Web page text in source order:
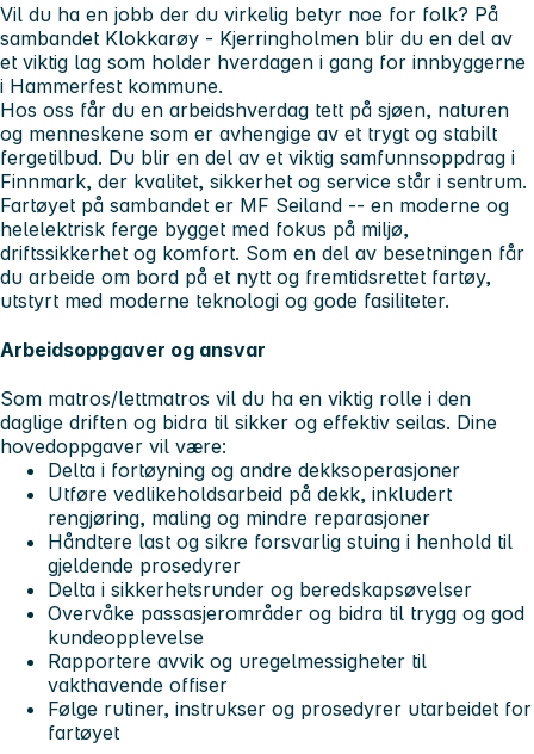
Vil du ha en jobb der du virkelig betyr noe for folk? På
sambandet Klokkarøy - Kjerringholmen blir du en del av
et viktig lag som holder hverdagen i gang for innbyggerne
i Hammerfest kommune.
Hos oss får du en arbeidshverdag tett på sjøen, naturen
og menneskene som er avhengige av et trygt og stabilt
fergetilbud. Du blir en del av et viktig samfunnsoppdrag i
Finnmark, der kvalitet, sikkerhet og service står i sentrum.
Fartøyet på sambandet er MF Seiland -- en moderne og
helelektrisk ferge bygget med fokus på miljø,
driftssikkerhet og komfort. Som en del av besetningen får
du arbeide om bord på et nytt og fremtidsrettet fartøy,
utstyrt med moderne teknologi og gode fasiliteter.
Arbeidsoppgaver og ansvar
Som matros/lettmatros vil du ha en viktig rolle i den
daglige driften og bidra til sikker og effektiv seilas. Dine
hovedoppgaver vil være:
Delta i fortøyning og andre dekksoperasjoner
Utføre vedlikeholdsarbeid på dekk, inkludert
rengjøring, maling og mindre reparasjoner
Håndtere last og sikre forsvarlig stuing i henhold til
gjeldende prosedyrer
Delta i sikkerhetsrunder og beredskapsøvelser
Overvåke passasjerområder og bidra til trygg og god
kundeopplevelse
Rapportere avvik og uregelmessigheter til
vakthavende offiser
Følge rutiner, instrukser og prosedyrer utarbeidet for
fartøyet